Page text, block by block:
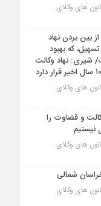
های وکلای
بین بردن نهاد
که بهبود
نهاد وکالت
های وکلای
و قضاوت را
نیستیم
های وکلای
شمالی
های وکلای